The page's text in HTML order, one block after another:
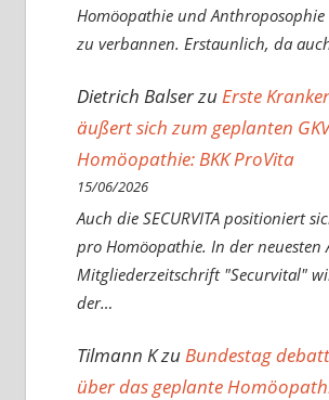
Homöopathie und Anthroposophie
zu verbannen. Erstaunlich, da
Dietrich BalserzuErste
äußert sich zum geplanten
Homöopathie: BKK ProVita
15/06/2026
Auch die SECURVITA positioniert
pro Homöopathie. In der neuesten
Mitgliederzeitschrift "Securvital"
der…
Tilmann KzuBundestag
über das geplante